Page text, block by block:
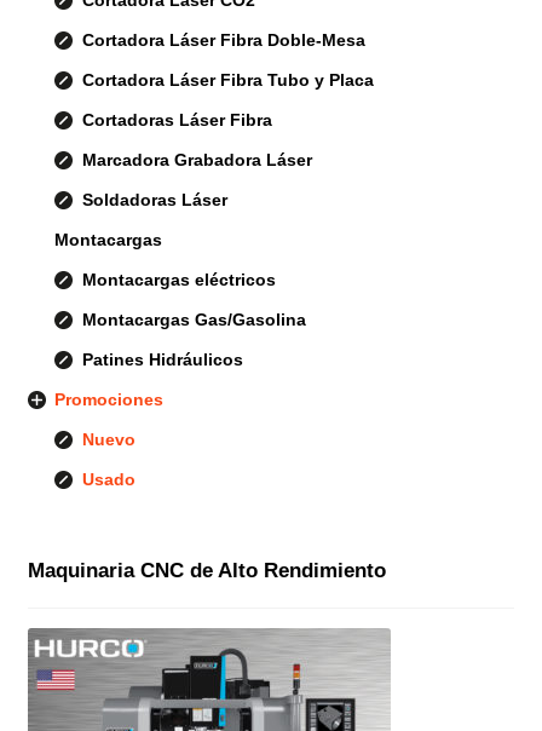
Cortadora Láser Fibra Doble-Mesa
Cortadora Láser Fibra Tubo y Placa
Cortadoras Láser Fibra
Marcadora Grabadora Láser
Soldadoras Láser
Montacargas
Montacargas eléctricos
Montacargas Gas/Gasolina
Patines Hidráulicos
Promociones
Nuevo
Usado
Maquinaria CNC de Alto Rendimiento